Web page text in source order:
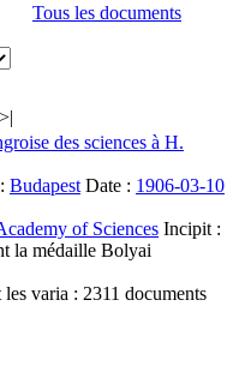
Tous les documents
>|
des sciences à H.
Budapest Date : 1906-03-10
of Sciences Incipit :
la médaille Bolyai
les varia : 2311 documents